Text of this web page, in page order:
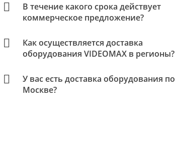
В течение какого срока действует
коммерческое предложение?
Как осуществляется доставка
оборудования VIDEOMAX в регионы?
У вас есть доставка оборудования по
Москве?